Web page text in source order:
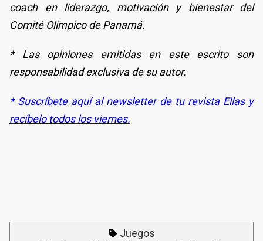
coach en liderazgo, motivación y bienestar del
Comité Olímpico de Panamá.
* Las opiniones emitidas en este escrito son
responsabilidad exclusiva de su autor.
* Suscríbete aquí al newsletter de tu revista Ellas y
recíbelo todos los viernes.
Juegos